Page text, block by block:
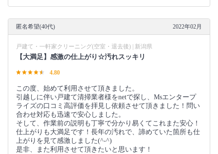
匿名希望(40代) 2022年02月
戸建て・一軒家クリーニング(空室・退去後) | 新潟県
【大満足】感激の仕上がり☆汚れスッキリ
4.80
この度、始めて利用させて頂きました。
引越しに伴い戸建て清掃業者様をnetで探し、Msエンタープ
ライズの口コミ高評価を拝見し依頼させて頂きました！問い
合わせ対応も迅速で安心しました。
そして、作業前の説明も丁寧で分かり易くてこれまた安心！
仕上がりも大満足です！長年の汚れで、諦めていた箇所も仕
上がりを見て感激しました(^-^)
是非、また利用させて頂きたいと思います！